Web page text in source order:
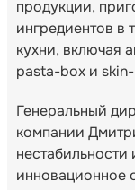
продукции,
ингредиентов в
кухни, включая
pasta-box и
Генеральный
компании
нестабильности
инновационное